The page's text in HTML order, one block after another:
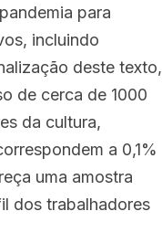
para
incluindo
deste texto,
de cerca de 1000
da cultura,
a 0,1%
uma amostra
dos trabalhadores